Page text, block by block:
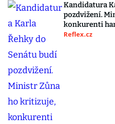
Kandidatura
pozdvižení.
konkurenti
Reflex.cz